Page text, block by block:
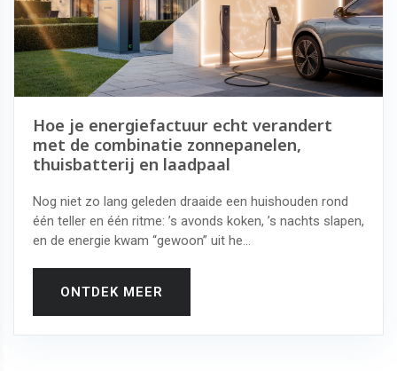
Hoe je energiefactuur echt verandert
met de combinatie zonnepanelen,
thuisbatterij en laadpaal
Nog niet zo lang geleden draaide een huishouden rond
één teller en één ritme: ’s avonds koken, ’s nachts slapen,
en de energie kwam “gewoon” uit he...
ONTDEK MEER